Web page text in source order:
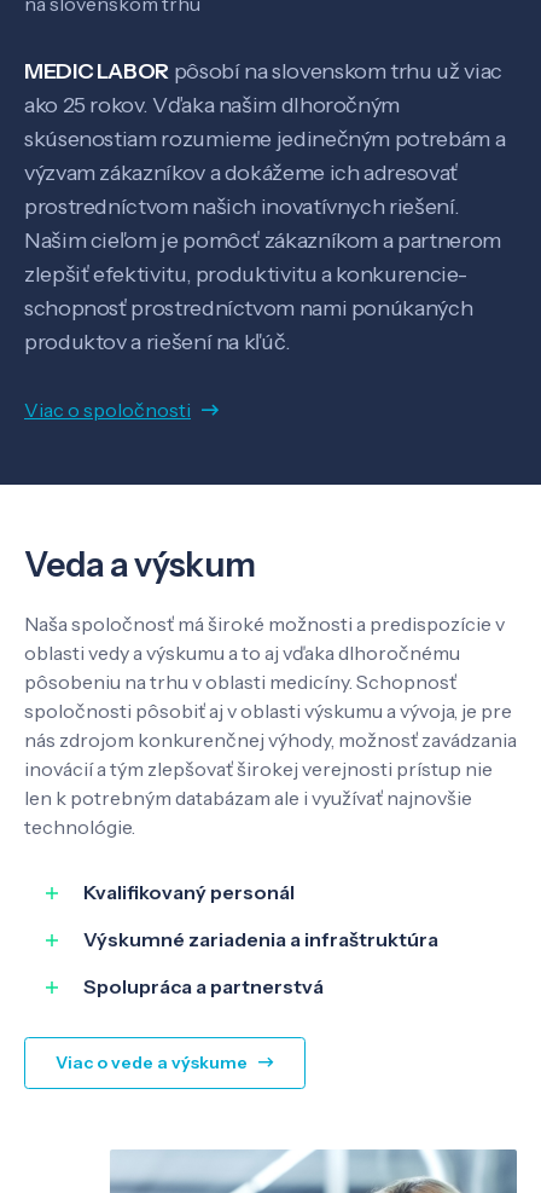
Pôsobenie
Know-how
O nás
Kontakt
MEDIC LABOR pôsobí na slovenskom trhu už viac
ako 25 rokov. Vďaka našim dlhoročným
skúsenostiam rozumieme jedinečným potrebám a
výzvam zákazníkov a dokážeme ich adresovať
prostredníctvom našich inovatívnych riešení.
Našim cieľom je pomôcť zákazníkom a partnerom
zlepšiť efektivitu, produktivitu a konkurencie-
schopnosť prostredníctvom nami ponúkaných
produktov a riešení na kľúč.
Viac o spoločnosti
Veda a výskum
Naša spoločnosť má široké možnosti a predispozície v
oblasti vedy a výskumu a to aj vďaka dlhoročnému
pôsobeniu na trhu v oblasti medicíny. Schopnosť
spoločnosti pôsobiť aj v oblasti výskumu a vývoja, je pre
nás zdrojom konkurenčnej výhody, možnosť zavádzania
inovácií a tým zlepšovať širokej verejnosti prístup nie
len k potrebným databázam ale i využívať najnovšie
technológie.
Kvalifikovaný personál
Výskumné zariadenia a infraštruktúra
Spolupráca a partnerstvá
Viac o vede a výskume